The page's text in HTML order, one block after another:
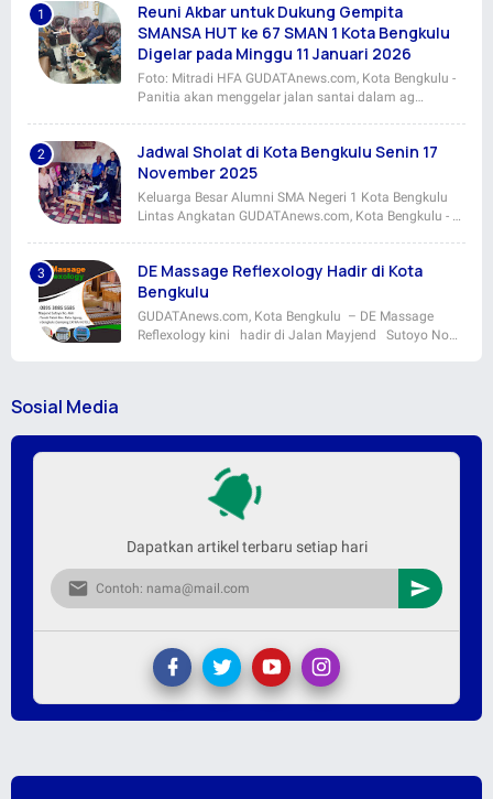
Reuni Akbar untuk Dukung Gempita
SMANSA HUT ke 67 SMAN 1 Kota Bengkulu
Digelar pada Minggu 11 Januari 2026
Foto: Mitradi HFA GUDATAnews.com, Kota Bengkulu -
Panitia akan menggelar jalan santai dalam ag…
Jadwal Sholat di Kota Bengkulu Senin 17
November 2025
Keluarga Besar Alumni SMA Negeri 1 Kota Bengkulu
Lintas Angkatan GUDATAnews.com, Kota Bengkulu - …
DE Massage Reflexology Hadir di Kota
Bengkulu
GUDATAnews.com, Kota Bengkulu – DE Massage
Reflexology kini hadir di Jalan Mayjend Sutoyo No…
Sosial Media
Dapatkan artikel terbaru setiap hari